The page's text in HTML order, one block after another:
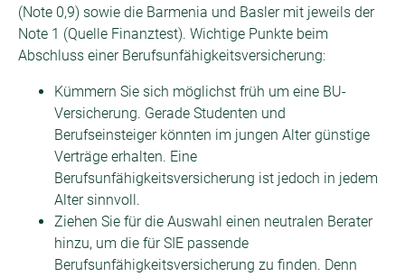
(Note 0,9) sowie die Barmenia und Basler mit jeweils der
Note 1 (Quelle Finanztest). Wichtige Punkte beim
Abschluss einer Berufsunfähigkeitsversicherung:
Kümmern Sie sich möglichst früh um eine BU-
Versicherung. Gerade Studenten und
Berufseinsteiger könnten im jungen Alter günstige
Verträge erhalten. Eine
Berufsunfähigkeitsversicherung ist jedoch in jedem
Alter sinnvoll.
Ziehen Sie für die Auswahl einen neutralen Berater
hinzu, um die für SIE passende
Berufsunfähigkeitsversicherung zu finden. Denn